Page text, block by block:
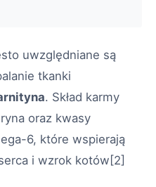
uwzględniane są
tkanki
. Skład karmy
oraz kwasy
6, które wspierają
i wzrok kotów [2]